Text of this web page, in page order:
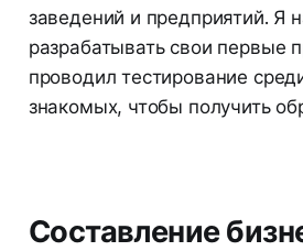
заведений и предприятий. Я
разрабатывать свои первые
проводил тестирование
знакомых, чтобы получить
Составление